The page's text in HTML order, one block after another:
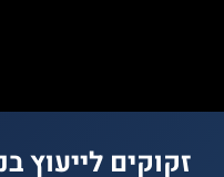
זקוקים לייעוץ